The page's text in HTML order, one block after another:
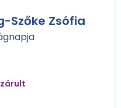
Szőke Zsófia